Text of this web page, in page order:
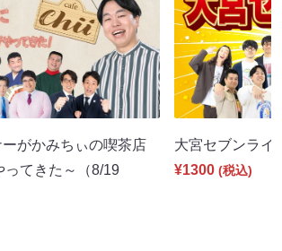
がかみちぃの喫茶店
ってきた～（8/19
大宮セブンラ
¥1300 (税込)